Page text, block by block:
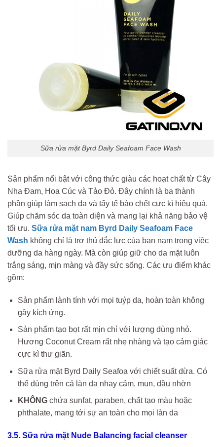
Sữa rửa mặt Byrd Daily Seafoam Face Wash
Sản phẩm nổi bật với công thức giàu các hoạt chất từ Cây
Nha Đam, Hoa Cúc và Tảo Đỏ. Đây chính là ba thành
phần giúp làm sạch da và tẩy tế bào chết cực kì hiệu quả.
Giúp chăm sóc da toàn diện và mang lại khả năng bảo vệ
tối ưu. Sữa rửa mặt nam Byrd Daily Seafoam Face
Wash không chỉ là trợ thủ đắc lực của bạn nam trong việc
dưỡng da hàng ngày. Mà còn giúp giữ cho da mặt luôn
trắng sáng, mịn màng và đầy sức sống. Các ưu điểm khác
gồm:
Sản phẩm lành tính với mọi tuýp da, hoàn toàn không
gây kích ứng.
Sản phẩm tạo bọt rất mịn chỉ với lượng dùng nhỏ.
Hương Coconut Cream rất nhẹ nhàng và tạo cảm giác
cực kì thư giãn.
Sữa rửa mặt Byrd Daily Seafoa với chiết suất dừa. Có
thể dùng trên cả làn da nhạy cảm, mụn, dầu nhờn
KHÔNGchứa sunfat, paraben, chất tạo màu hoặc
phthalate, mang tới sự an toàn cho mọi làn da
3.5. Sữa rửa mặt Nude Balancing facial cleanser